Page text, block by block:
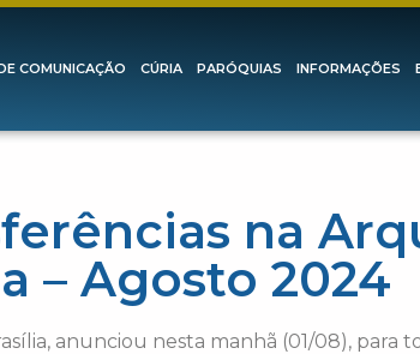
COMUNICAÇÃO CÚRIA PARÓQUIAS INFORMAÇÕES
na
– Agosto 2024
anunciou nesta manhã (01/08), para